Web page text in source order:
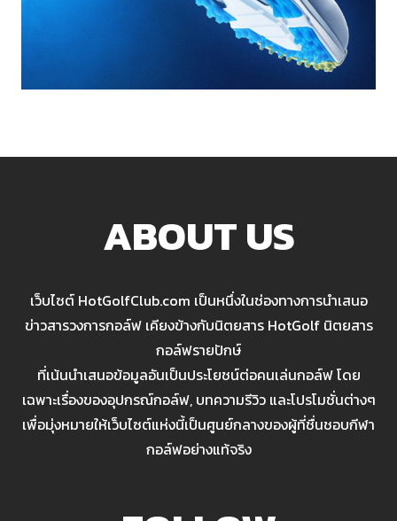
ABOUT US
เว็บไซต์ HotGolfClub.com เป็นหนึ่งในช่องทางการนำเสนอ
ข่าวสารวงการกอล์ฟ เคียงข้างกับนิตยสาร HotGolf นิตยสาร
กอล์ฟรายปักษ์
ที่เน้นนำเสนอข้อมูลอันเป็นประโยชน์ต่อคนเล่นกอล์ฟ โดย
เฉพาะเรื่องของอุปกรณ์กอล์ฟ, บทความรีวิว และโปรโมชั่นต่างๆ
เพื่อมุ่งหมายให้เว็บไซต์แห่งนี้เป็นศูนย์กลางของผู้ที่ชื่นชอบกีฬา
กอล์ฟอย่างแท้จริง